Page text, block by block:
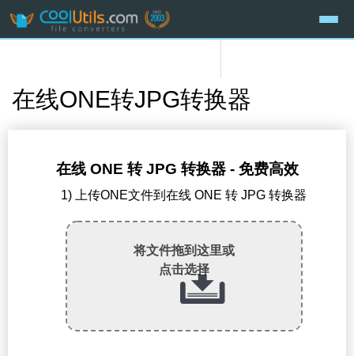
在线ONE转JPG转换器
在线 ONE 转 JPG 转换器 - 免费高效
1) 上传ONE文件到在线 ONE 转 JPG 转换器
将文件拖到这里或
点击选择